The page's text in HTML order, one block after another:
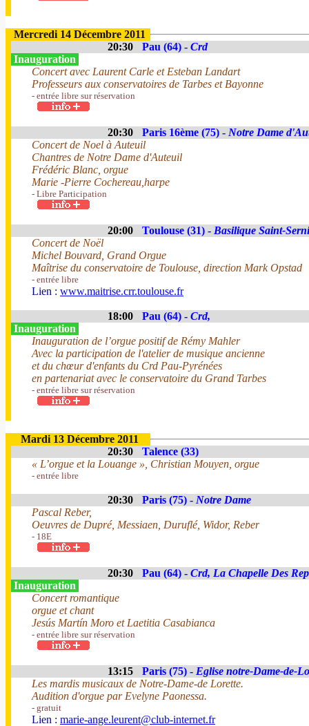
Mercredi 14 Décembre 2011
20:30
Pau (64) - Crd
Inauguration
Concert avec Laurent Carle et Esteban Landart
Professeurs aux conservatoires de Tarbes et Bayonne
- entrée libre sur réservation
20:30 Paris 16ème (75) - Notre Dame
Concert de Noel à Auteuil
Chantres de Notre Dame d'Auteuil
Frédéric Blanc, orgue
Marie -Pierre Cochereau,harpe
- Libre Participation
20:00 Toulouse (31) - Basilique Saint-
Concert de Noël
Michel Bouvard, Grand Orgue
Maîtrise du conservatoire de Toulouse, direction Mark Opstad
- entrée libre
Lien : www.maitrise.crr.toulouse.fr
18:00 Pau (64) - Crd,
Inauguration
Inauguration de l’orgue positif de Rémy Mahler
Avec la participation de l'atelier de musique ancienne
et du chœur d'enfants du Crd Pau-Pyrénées
en partenariat avec le conservatoire du Grand Tarbes
- entrée libre sur réservation
Mardi 13 Décembre 2011
20:30
Talence (33)
« L’orgue et la Louange », Christian Mouyen, orgue
- entrée libre
20:30 Paris (75) - Notre Dame
Pascal Reber,
Oeuvres de Dupré, Messiaen, Duruflé, Widor, Reber
- 18E
20:30 Pau (64) - Crd, La Chapelle Des
Inauguration
Concert romantique
orgue et chant
Jesús Martín Moro et Laetitia Casabianca
- entrée libre sur réservation
13:15 Paris (75) - Eglise notre-Dame-de-
Les mardis musicaux de Notre-Dame-de Lorette.
Audition d'orgue par Evelyne Paonessa.
- gratuit
Lien : marie-ange.leurent@club-internet.fr